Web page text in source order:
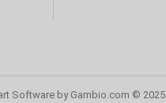
Softwareby Gambio.com © 2025